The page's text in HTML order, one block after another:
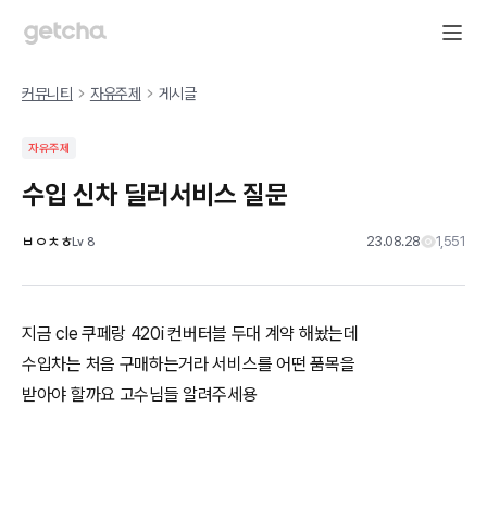
커뮤니티 자유주제 게시글
자유주제
수입 신차 딜러서비스 질문
ㅂㅇㅊㅎLv 8 23.08.28 1,551
지금 cle 쿠페랑 420i 컨버터블 두대 계약 해놨는데
수입차는 처음 구매하는거라 서비스를 어떤 품목을
받아야 할까요 고수님들 알려주세용